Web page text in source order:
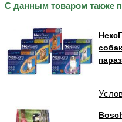
С данным товаром также